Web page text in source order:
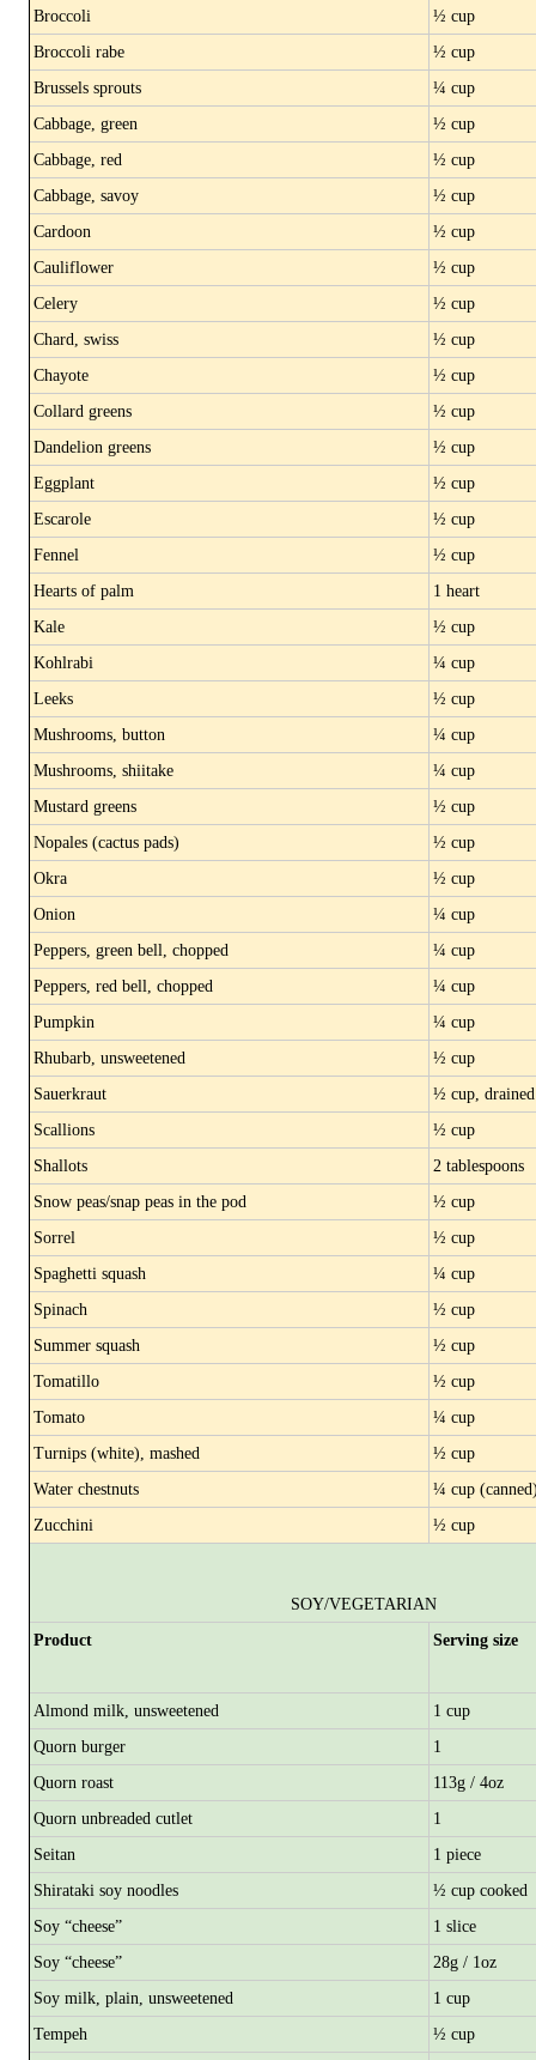
Broccoli
½ cup
Broccoli rabe
½ cup
Brussels sprouts
¼ cup
Cabbage, green
½ cup
Cabbage, red
½ cup
Cabbage, savoy
½ cup
Cardoon
½ cup
Cauliflower
½ cup
Celery
½ cup
Chard, swiss
½ cup
Chayote
½ cup
Collard greens
½ cup
Dandelion greens
½ cup
Eggplant
½ cup
Escarole
½ cup
Fennel
½ cup
Hearts of palm
1 heart
Kale
½ cup
Kohlrabi
¼ cup
Leeks
½ cup
Mushrooms, button
¼ cup
Mushrooms, shiitake
¼ cup
Mustard greens
½ cup
Nopales (cactus pads)
½ cup
Okra
½ cup
Onion
¼ cup
Peppers, green bell, chopped
¼ cup
Peppers, red bell, chopped
¼ cup
Pumpkin
¼ cup
Rhubarb, unsweetened
½ cup
Sauerkraut
½ cup, drained
Scallions
½ cup
Shallots
2 tablespoons
Snow peas/snap peas in the pod
½ cup
Sorrel
½ cup
Spaghetti squash
¼ cup
Spinach
½ cup
Summer squash
½ cup
Tomatillo
½ cup
Tomato
¼ cup
Turnips (white), mashed
½ cup
Water chestnuts
¼ cup
Zucchini
½ cup
SOY/VEGETARIAN
Product
Serving size
Almond milk, unsweetened
1 cup
Quorn burger
1
Quorn roast
113g / 4oz
Quorn unbreaded cutlet
1
Seitan
1 piece
Shirataki soy noodles
½ cup cooked
Soy “cheese”
1 slice
Soy “cheese”
28g / 1oz
Soy milk, plain, unsweetened
1 cup
Tempeh
½ cup